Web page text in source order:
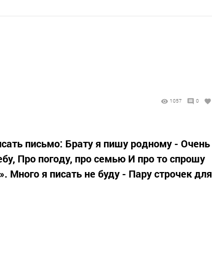
1057 0
письмо: Брату я пишу родному - Очень
Про погоду, про семью И про то спрошу
Много я писать не буду - Пару строчек для